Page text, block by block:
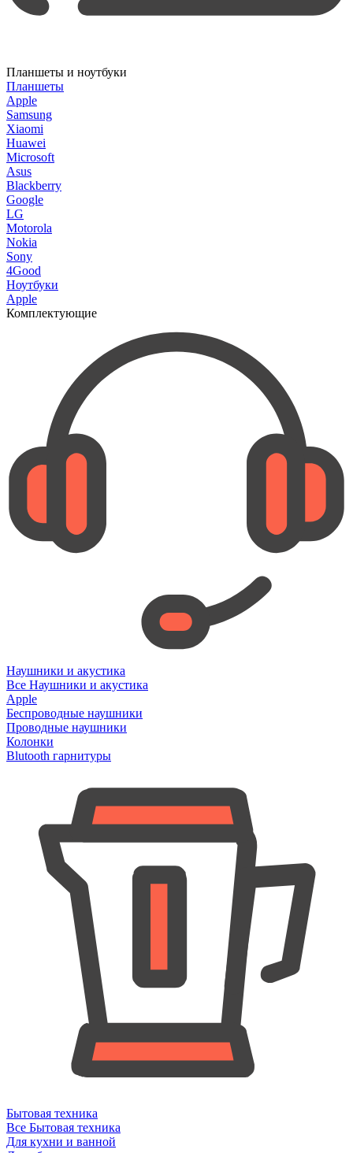
Планшеты и ноутбуки
Планшеты
Apple
Samsung
Xiaomi
Huawei
Microsoft
Asus
Blackberry
Google
LG
Motorola
Nokia
Sony
4Good
Ноутбуки
Apple
Комплектующие
Наушники и акустика
Все Наушники и акустика
Apple
Беспроводные наушники
Проводные наушники
Колонки
Blutooth гарнитуры
Бытовая техника
Все Бытовая техника
Для кухни и ванной